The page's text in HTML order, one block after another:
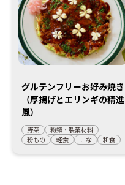
グルテンフリーお好み焼き
（厚揚げとエリンギの精進
風）
野菜
粉類・製菓材料
粉もの
軽食 こな 和食